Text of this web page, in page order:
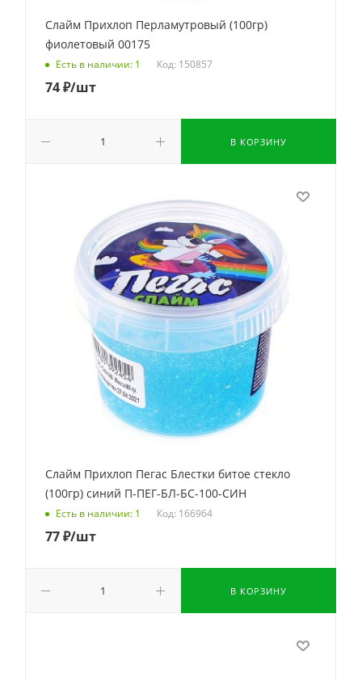
Слайм Прихлоп Перламутровый (100гр)
фиолетовый 00175
Есть в наличии: 1 Код: 150857
74₽/шт
В КОРЗИНУ
Слайм Прихлоп Пегас Блестки битое стекло
(100гр) синий П-ПЕГ-БЛ-БС-100-СИН
Есть в наличии: 1 Код: 166964
77₽/шт
В КОРЗИНУ